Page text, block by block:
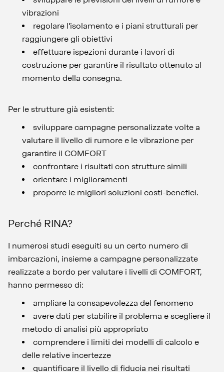
vibrazioni
regolare l'isolamento e i piani strutturali per
raggiungere gli obiettivi
effettuare ispezioni durante i lavori di
costruzione per garantire il risultato ottenuto al
momento della consegna.
Per le strutture già esistenti:
sviluppare campagne personalizzate volte a
valutare il livello di rumore e le vibrazione per
garantire il COMFORT
confrontare i risultati con strutture simili
orientare i miglioramenti
proporre le migliori soluzioni costi-benefici.
Perché RINA?
I numerosi studi eseguiti su un certo numero di
imbarcazioni, insieme a campagne personalizzate
realizzate a bordo per valutare i livelli di COMFORT,
hanno permesso di:
ampliare la consapevolezza del fenomeno
avere dati per stabilire il problema e scegliere il
metodo di analisi più appropriato
comprendere i limiti dei modelli di calcolo e
delle relative incertezze
quantificare il livello di fiducia nei risultati